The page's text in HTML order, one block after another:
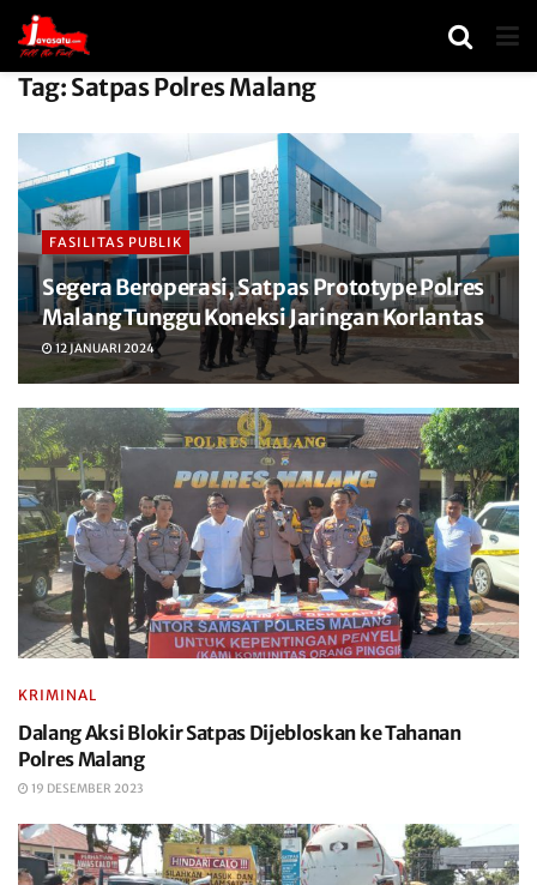
Tag: Satpas Polres Malang
FASILITAS PUBLIK
Segera Beroperasi, Satpas Prototype Polres
Malang Tunggu Koneksi Jaringan Korlantas
12 JANUARI 2024
KRIMINAL
Dalang Aksi Blokir Satpas Dijebloskan ke Tahanan
Polres Malang
19 DESEMBER 2023